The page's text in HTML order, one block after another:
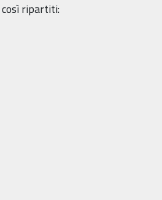
ripartiti: